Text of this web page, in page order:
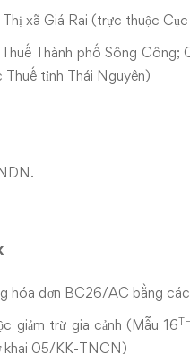
xã Giá Rai (trực thuộc
Thành phố Sông Công;
Thuế tỉnh Thái Nguyên)
hóa đơn BC26/AC bằng
giảm trừ gia cảnh (Mẫu 16
khai 05/KK-TNCN)